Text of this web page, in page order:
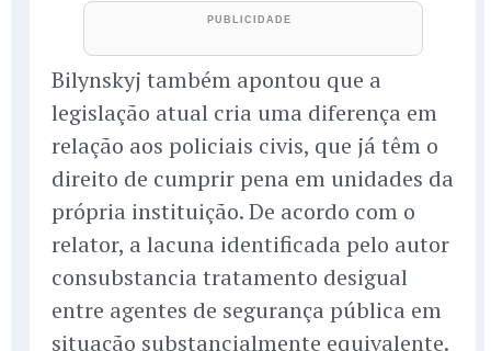
Bilynskyj também apontou que a
legislação atual cria uma diferença em
relação aos policiais civis, que já têm o
direito de cumprir pena em unidades da
própria instituição. De acordo com o
relator, a lacuna identificada pelo autor
consubstancia tratamento desigual
entre agentes de segurança pública em
situação substancialmente equivalente.